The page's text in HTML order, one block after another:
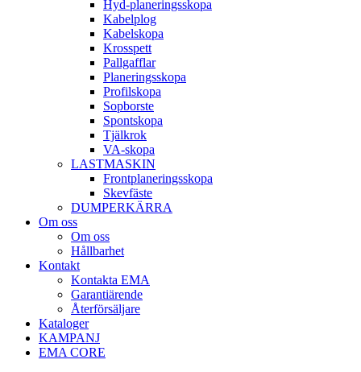
Hyd­-planerings­skopa
Kabel­plog
Kabel­skopa
Kros­spett
Pallgafflar
Planerings­skopa
Profil­skopa
Sop­borste
Spont­skopa
Tjäl­krok
VA­-skopa
LAST­MASKIN
Front­planerings­skopa
Skev­fäste
DUMPER­KÄRRA
Om oss
Om oss
Hållbarhet
Kontakt
Kontakta EMA
Garantiärende
Återförsäljare
Kataloger
KAMPANJ
EMA CORE